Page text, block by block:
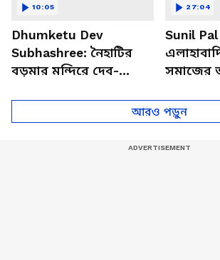
Dhumketu Dev
Subhashree: নৈহাটির
বড়মার মন্দিরে দেব-
10:05
Sunil Pal
সমাজের
27:04
আরও পড়ুন